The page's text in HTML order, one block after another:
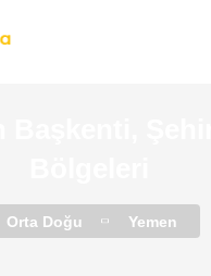
Orta Doğu Yemen